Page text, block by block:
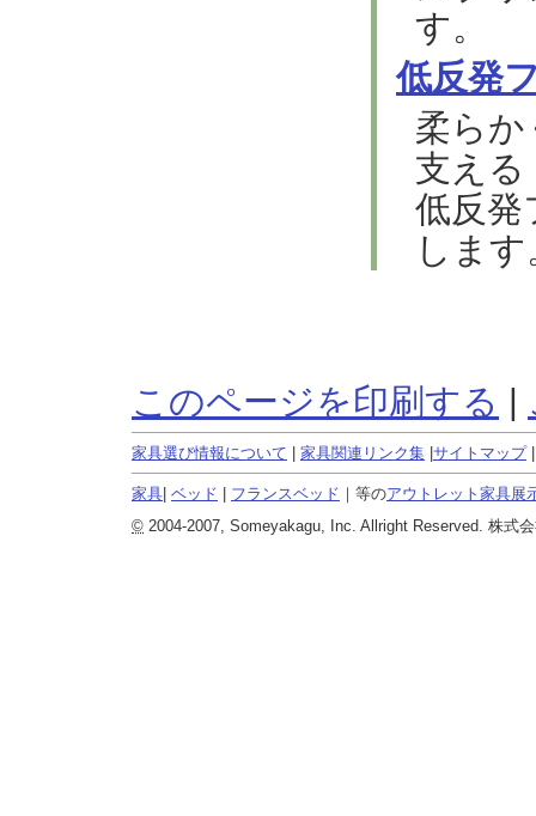
す。
低反発
柔ら
支える
低反発
します
このページを印刷する
家具選び情報について 家具関連リンク集 サイトマップ
家具 ベッド フランスベッド ｜等のアウトレット家具展
© 2004-2007, Someyakagu, Inc. Allright Reserved. 株式